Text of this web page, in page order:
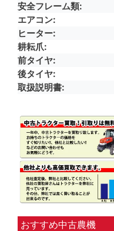
安全フレーム類
エアコン
ヒーター
耕耘爪
前タイヤ
後タイヤ
取扱説明書
おすすめ中古農機